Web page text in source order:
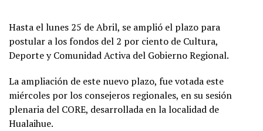
Hasta el lunes 25 de Abril, se amplió el plazo para
postular a los fondos del 2 por ciento de Cultura,
Deporte y Comunidad Activa del Gobierno Regional.
La ampliación de este nuevo plazo, fue votada este
miércoles por los consejeros regionales, en su sesión
plenaria del CORE, desarrollada en la localidad de
Hualaihue.